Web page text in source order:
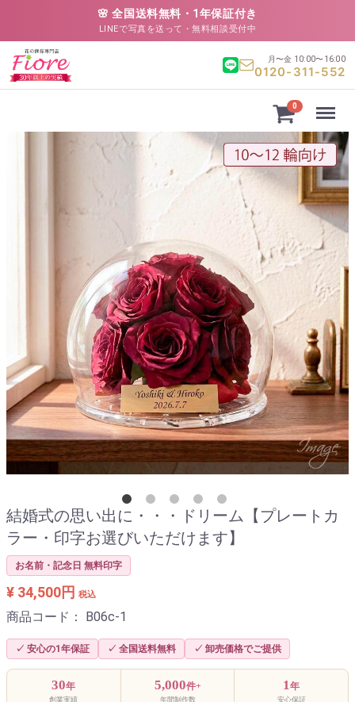
🌸 全国送料無料・1年保証付き
LINEで写真を送って・無料相談受付中
月〜金 10:00〜16:00
0120-311-552
0 Menu
結婚式の思い出に・・・ドリーム【プレートカ
ラー・印字お選びいただけます】
お名前・記念日 無料印字
¥ 34,500円 税込
商品コード： B06c-1
✓ 安心の1年保証 ✓ 全国送料無料 ✓ 卸売価格でご提供
30年
創業実績
5,000件+
年間制作数
1年
安心保証